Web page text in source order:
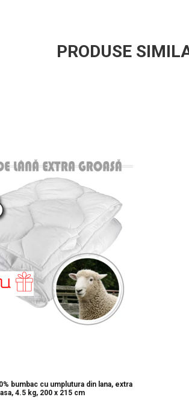
PRODUSE
bumbac cu umplutura din lana, extra
4.5 kg, 200 x 215 cm